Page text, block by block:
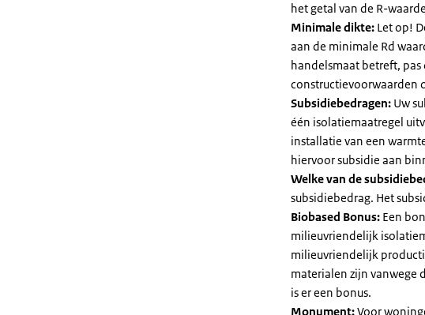
het getal van de R-
Minimale dikte: Let op!
aan de minimale Rd
handelsmaat betreft,
constructievoorwaarden
Subsidiebedragen: Uw
één isolatiemaatregel
installatie van een
hiervoor subsidie aan
Welke van de
subsidiebedrag. Het
Biobased Bonus: Een
milieuvriendelijk
milieuvriendelijk
materialen zijn vanwege
is er een bonus.
Monument:Voor